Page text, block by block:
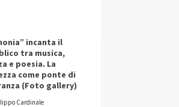
incanta il
tra musica,
e poesia. La
come ponte di
(Foto gallery)
Cardinale